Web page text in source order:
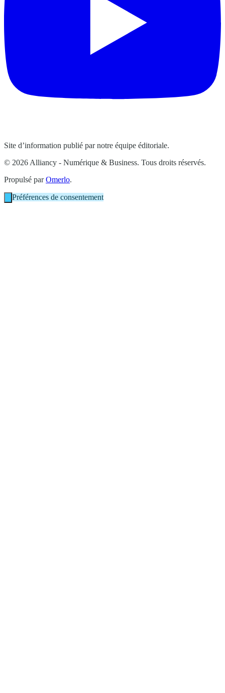
Site d’information publié par notre équipe éditoriale.
© 2026 Alliancy - Numérique & Business. Tous droits réservés.
Propulsé parOmerlo.
Préférences de consentement